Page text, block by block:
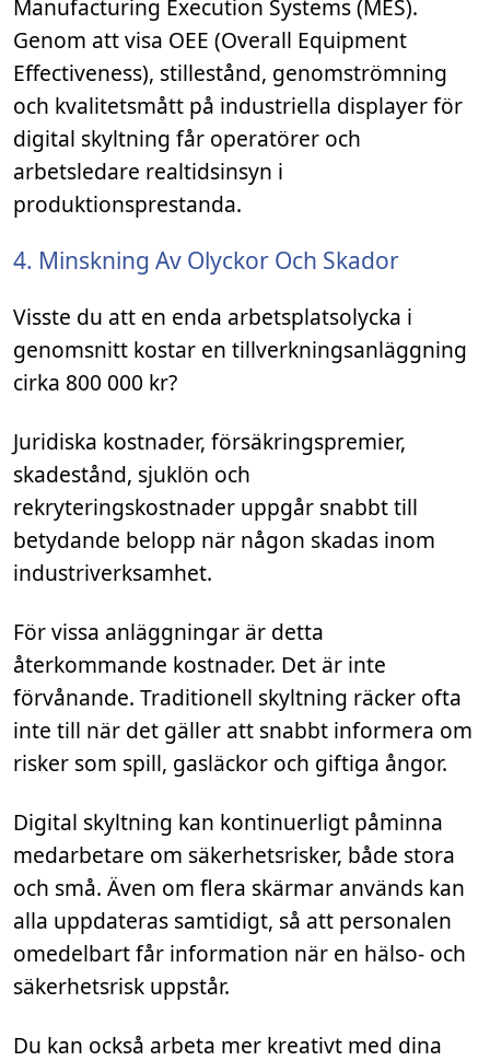
Manufacturing Execution Systems (MES).
Genom att visa OEE (Overall Equipment
Effectiveness), stillestånd, genomströmning
och kvalitetsmått på industriella displayer för
digital skyltning får operatörer och
arbetsledare realtidsinsyn i
produktionsprestanda.
4. Minskning Av Olyckor Och Skador
Visste du att en enda arbetsplatsolycka i
genomsnitt kostar en tillverkningsanläggning
cirka 800 000 kr?
Juridiska kostnader, försäkringspremier,
skadestånd, sjuklön och
rekryteringskostnader uppgår snabbt till
betydande belopp när någon skadas inom
industriverksamhet.
För vissa anläggningar är detta
återkommande kostnader. Det är inte
förvånande. Traditionell skyltning räcker ofta
inte till när det gäller att snabbt informera om
risker som spill, gasläckor och giftiga ångor.
Digital skyltning kan kontinuerligt påminna
medarbetare om säkerhetsrisker, både stora
och små. Även om flera skärmar används kan
alla uppdateras samtidigt, så att personalen
omedelbart får information när en hälso- och
säkerhetsrisk uppstår.
Du kan också arbeta mer kreativt med dina